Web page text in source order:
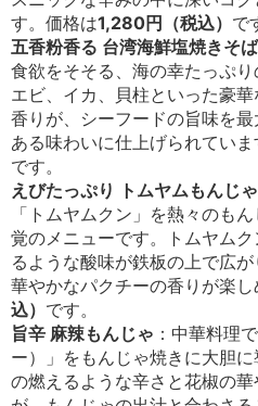
す。価格は1,280円（税込） で
五香粉香る 台湾海鮮塩焼きそば
食欲をそそる、海の幸たっぷり
エビ、イカ、貝柱といった豪
香りが、シーフードの旨味を
ある味わいに仕上げられてい
です。
えびたっぷり トムヤムもんじゃ
「トムヤムクン」を熱々のも
覚のメニューです。トムヤム
るような酸味が鉄板の上で広
華やかなパクチーの香りが楽
込） です。
旨辛 麻辣もんじゃ ：中華料理
ー）」をもんじゃ焼きに大胆
の燃えるような辛さと花椒の